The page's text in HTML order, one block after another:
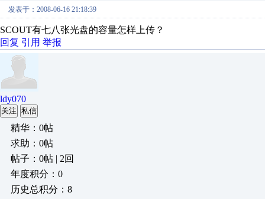
发表于：2008-06-16 21:18:39
SCOUT有七八张光盘的容量怎样上传？
回复 引用 举报
ldy070
关注 私信
精华：0帖
求助：0帖
帖子：0帖 | 2回
年度积分：0
历史总积分：8